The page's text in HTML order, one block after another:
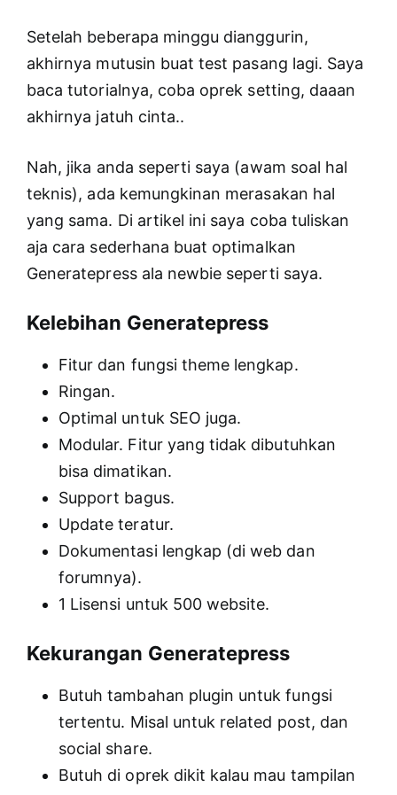
Setelah beberapa minggu dianggurin,
akhirnya mutusin buat test pasang lagi. Saya
baca tutorialnya, coba oprek setting, daaan
akhirnya jatuh cinta..
Nah, jika anda seperti saya (awam soal hal
teknis), ada kemungkinan merasakan hal
yang sama. Di artikel ini saya coba tuliskan
aja cara sederhana buat optimalkan
Generatepress ala newbie seperti saya.
Kelebihan Generatepress
Fitur dan fungsi theme lengkap.
Ringan.
Optimal untuk SEO juga.
Modular. Fitur yang tidak dibutuhkan
bisa dimatikan.
Support bagus.
Update teratur.
Dokumentasi lengkap (di web dan
forumnya).
1 Lisensi untuk 500 website.
Kekurangan Generatepress
Butuh tambahan plugin untuk fungsi
tertentu. Misal untuk related post, dan
social share.
Butuh di oprek dikit kalau mau tampilan